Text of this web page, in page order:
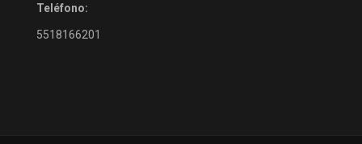
Teléfono:
5518166201